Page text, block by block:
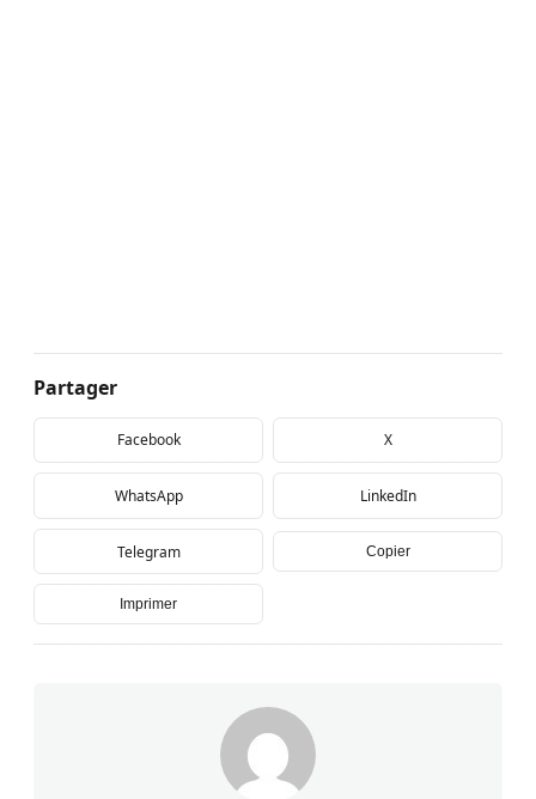
Partager
Facebook X
WhatsApp LinkedIn
Telegram Copier
Imprimer